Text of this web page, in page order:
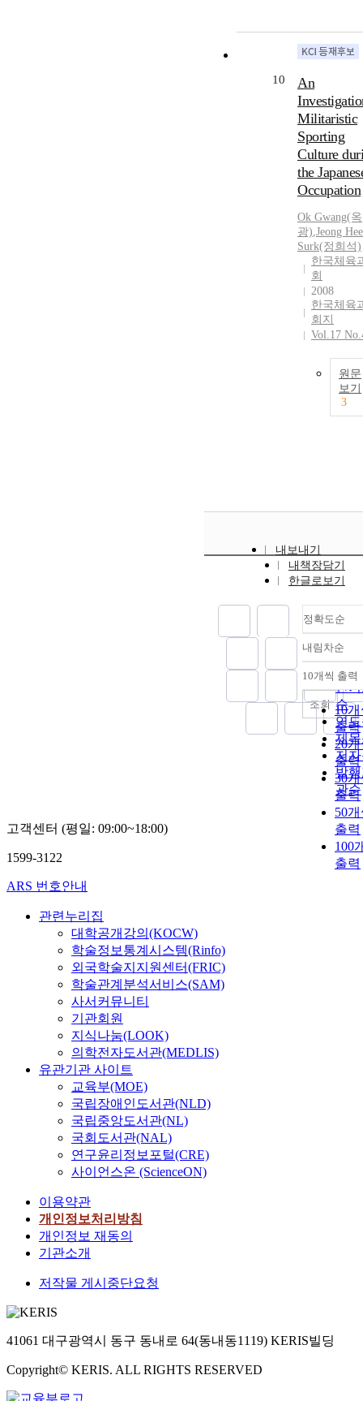
10
An
Militaristic
Sporting
Culture
the
Occupation
Ok Gwang(옥
광),Jeong
Surk(정희석)
한국체육
회
2008
한국체육
회지
Vol.17
원문
보기
3
내보내기
내책장담기
한글로보기
정확도순
정
순
인
순
연
제
저
발
관순
내림차순
내
10개씩 출력
10
출력
20
출력
30
출력
50
출력
100
출력
조회
고객센터 (평일: 09:00~18:00)
1599-3122
ARS 번호안내
관련누리집
대학공개강의(KOCW)
학술정보통계시스템(Rinfo)
외국학술지지원센터(FRIC)
학술관계분석서비스(SAM)
사서커뮤니티
기관회원
지식나눔(LOOK)
의학전자도서관(MEDLIS)
유관기관 사이트
교육부(MOE)
국립장애인도서관(NLD)
국립중앙도서관(NL)
국회도서관(NAL)
연구윤리정보포털(CRE)
사이언스온 (ScienceON)
이용약관
개인정보처리방침
개인정보 재동의
기관소개
저작물 게시중단요청
41061 대구광역시 동구 동내로 64(동내동1119) KERIS빌딩
Copyright© KERIS. ALL RIGHTS RESERVED